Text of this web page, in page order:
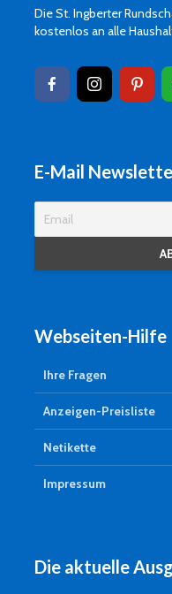
Die St. Ingberter
kostenlos an alle
E-Mail
Webseiten-Hilfe
Ihre Fragen
Anzeigen-Preisliste
Netikette
Impressum
Die aktuelle